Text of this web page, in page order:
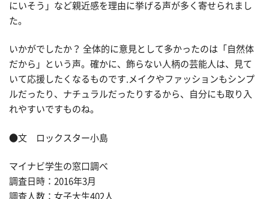
にいそう」など親近感を理由に挙げる声が多く寄せられまし
た。
いかがでしたか？ 全体的に意見として多かったのは「自然体
だから」という声。確かに、飾らない人柄の芸能人は、見て
いて応援したくなるものです.メイクやファッションもシンプ
ルだったり、ナチュラルだったりするから、自分にも取り入
れやすいですものね。
●文 ロックスター小島
マイナビ学生の窓口調べ
調査日時：2016年3月
調査人数：女子大生402人